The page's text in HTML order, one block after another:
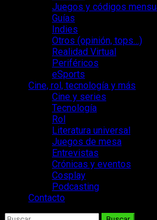
Juegos y códigos
Guías
Indies
Otros (opinión, tops…)
Realidad Virtual
Periféricos
eSports
Cine, rol, tecnología y más
Cine y series
Tecnología
Rol
Literatura universal
Juegos de mesa
Entrevistas
Crónicas y eventos
Cosplay
Podcasting
Contacto